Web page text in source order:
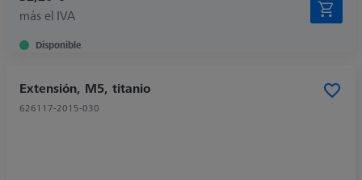
más el IVA
Disponible
Extensión, M5, titanio
626117-2015-030